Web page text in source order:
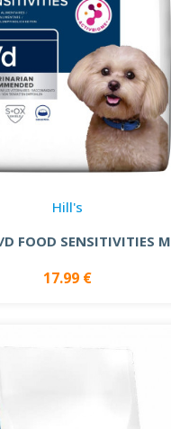
Hill's
D FOOD SENSITIVITIES
17.99 €